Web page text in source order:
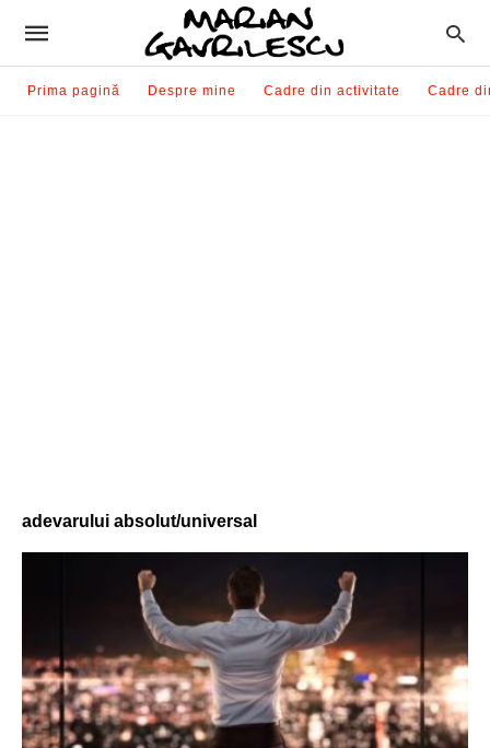
Prima pagină Despre mine Cadre din activitate Cadre
adevarului absolut/universal